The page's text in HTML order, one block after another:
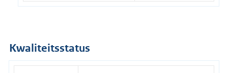
Kwaliteitsstatus